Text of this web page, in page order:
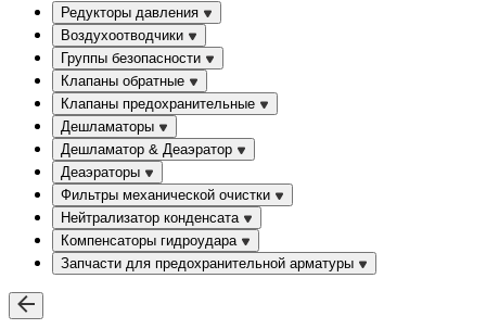
Редукторы давления
Воздухоотводчики
Группы безопасности
Клапаны обратные
Клапаны предохранительные
Дешламаторы
Дешламатор & Деаэратор
Деаэраторы
Фильтры механической очистки
Нейтрализатор конденсата
Компенсаторы гидроудара
Запчасти для предохранительной арматуры